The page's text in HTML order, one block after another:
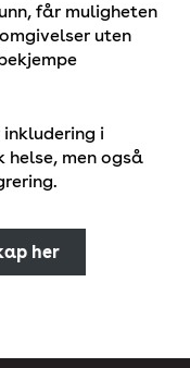
får muligheten
uten
inkludering i
men også
her